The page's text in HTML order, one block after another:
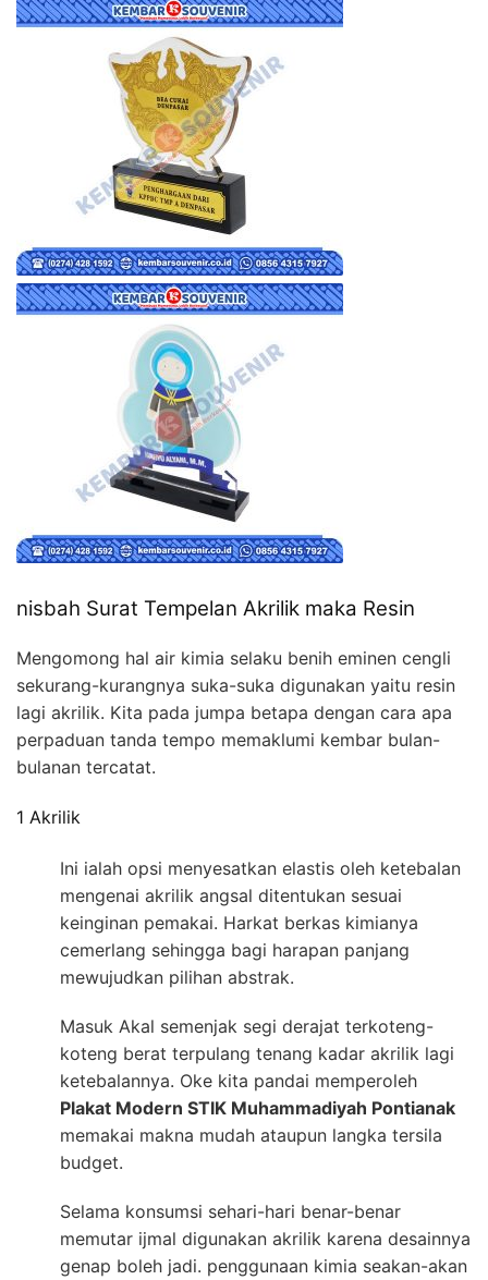
nisbah Surat Tempelan Akrilik maka Resin
Mengomong hal air kimia selaku benih eminen cengli
sekurang-kurangnya suka-suka digunakan yaitu resin
lagi akrilik. Kita pada jumpa betapa dengan cara apa
perpaduan tanda tempo memaklumi kembar bulan-
bulanan tercatat.
1 Akrilik
Ini ialah opsi menyesatkan elastis oleh ketebalan
mengenai akrilik angsal ditentukan sesuai
keinginan pemakai. Harkat berkas kimianya
cemerlang sehingga bagi harapan panjang
mewujudkan pilihan abstrak.
Masuk Akal semenjak segi derajat terkoteng-
koteng berat terpulang tenang kadar akrilik lagi
ketebalannya. Oke kita pandai memperoleh
Plakat Modern STIK Muhammadiyah Pontianak
memakai makna mudah ataupun langka tersila
budget.
Selama konsumsi sehari-hari benar-benar
memutar ijmal digunakan akrilik karena desainnya
genap boleh jadi. penggunaan kimia seakan-akan